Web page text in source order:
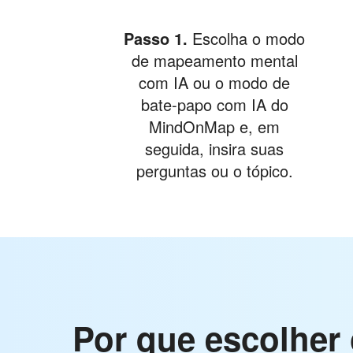
Passo 1. Escolha o modo
de mapeamento mental
com IA ou o modo de
bate-papo com IA do
MindOnMap e, em
seguida, insira suas
perguntas ou o tópico.
Por que